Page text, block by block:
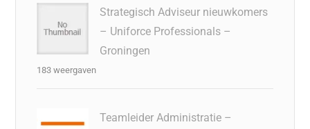
Strategisch Adviseur nieuwkomers
– Uniforce Professionals –
Groningen
183 weergaven
Teamleider Administratie –